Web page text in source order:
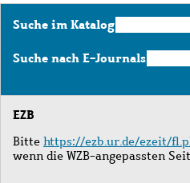
Suche im KatalogSuche
im
Katalog
Suche nach E-JournalsSuche
nach
EZB
Bitte https://ezb.ur.de/ezeit/
wenn die WZB-angepassten